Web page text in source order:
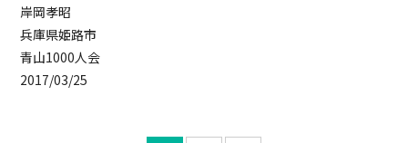
岸岡孝昭
兵庫県姫路市
青山1000人会
2017/03/25